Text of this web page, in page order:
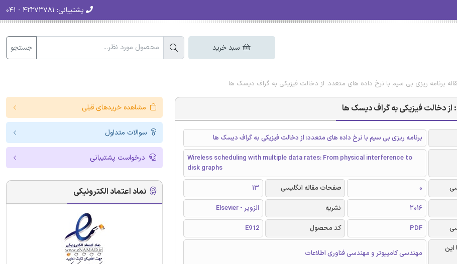
پشتیبانی:
سبد خرید جستجو
برنامه ریزی بی سیم با نرخ داده های متعدد: از دخالت فیزیکی به گراف دیسک ها
از دخالت فیزیکی به گراف دیسک ها
برنامه ریزی بی سیم با نرخ داده های متعدد: از دخالت فیزیکی به گراف دیسک ها
Wireless scheduling with multiple data rates: From physical interference to
disk graphs
0 صفحات مقاله انگلیسی
13
2016 نشریه
الزویر - Elsevier
PDF کد محصول
E912
این
مهندسی کامپیوتر و مهندسی فناوری اطلاعات
مشاهده خریدهای قبلی
سوالات متداول
درخواست پشتیبانی
نماد اعتماد الکترونیکی